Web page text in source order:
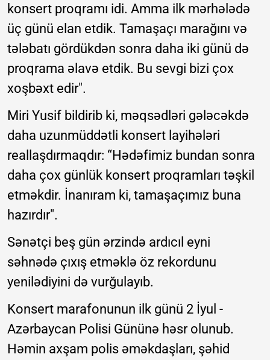
konsert proqramı idi. Amma ilk mərhələdə
üç günü elan etdik. Tamaşaçı marağını və
tələbatı gördükdən sonra daha iki günü də
proqrama əlavə etdik. Bu sevgi bizi çox
xoşbəxt edir".
Miri Yusif bildirib ki, məqsədləri gələcəkdə
daha uzunmüddətli konsert layihələri
reallaşdırmaqdır: “Hədəfimiz bundan sonra
daha çox günlük konsert proqramları təşkil
etməkdir. İnanıram ki, tamaşaçımız buna
hazırdır".
Sənətçi beş gün ərzində ardıcıl eyni
səhnədə çıxış etməklə öz rekordunu
yenilədiyini də vurğulayıb.
Konsert marafonunun ilk günü 2 İyul -
Azərbaycan Polisi Gününə həsr olunub.
Həmin axşam polis əməkdaşları, şəhid